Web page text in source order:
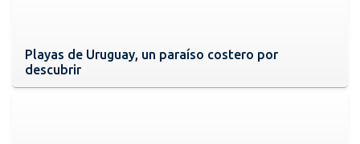
Playas de Uruguay, un paraíso costero por
descubrir